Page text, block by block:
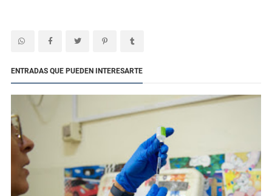
ENTRADAS QUE PUEDEN INTERESARTE